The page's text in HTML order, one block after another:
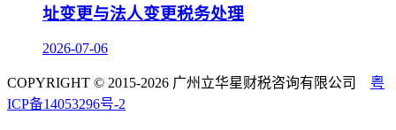
址变更与法人变更税务处理
2026-07-06
COPYRIGHT © 2015-2026 广州立华星财税咨询有限公司 粤
ICP备14053296号-2